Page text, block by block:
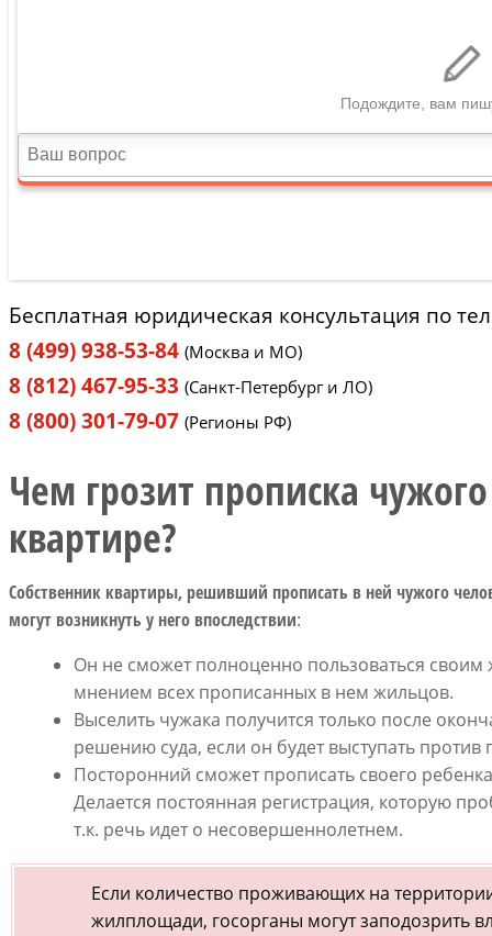
Бесплатная юридическая консультация по
8 (499) 938-53-84 (Москва и МО)
8 (812) 467-95-33 (Санкт-Петербург и ЛО)
8 (800) 301-79-07 (Регионы РФ)
Чем грозит прописка
квартире?
Собственник квартиры, решивший прописать в ней чужого
могут возникнуть у него впоследствии:
Он не сможет полноценно пользоваться своим
мнением всех прописанных в нем жильцов.
Выселить чужака получится только после
решению суда, если он будет выступать против
Посторонний сможет прописать своего
Делается постоянная регистрация, которую
т.к. речь идет о несовершеннолетнем.
Если количество проживающих на
жилплощади, госорганы могут заподозрить